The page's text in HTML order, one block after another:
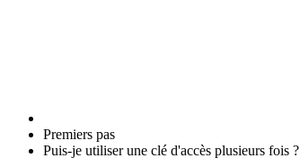
Premiers pas
Puis-je utiliser une clé d'accès plusieurs fois ?